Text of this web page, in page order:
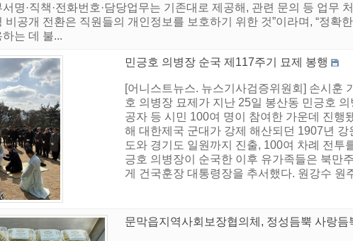
명·직책·전화번호·담당업무는 기존대로 제공해, 관련 문의 등 업무
비공개 전환은 직원들의 개인정보를 보호하기 위한 것”이라며, “정확
하는 데 불...
민긍호 의병장 순국 제117주기 묘제 봉행
[어니스트뉴스. 뉴스기사검증위원회] 손시훈
호 의병장 묘제가 지난 25일 봉산동 민긍호
공자 등 시민 100여 명이 참여한 가운데 진행
해 대한제국 군대가 강제 해산되던 1907년
도와 경기도 일원까지 진출, 100여 차례 전투
긍호 의병장이 순국한 이후 유가족들은 북만
게 건국훈장 대통령장을 추서했다. 원강수 원
문막읍지역사회보장협의체, 정성듬뿍 사랑듬